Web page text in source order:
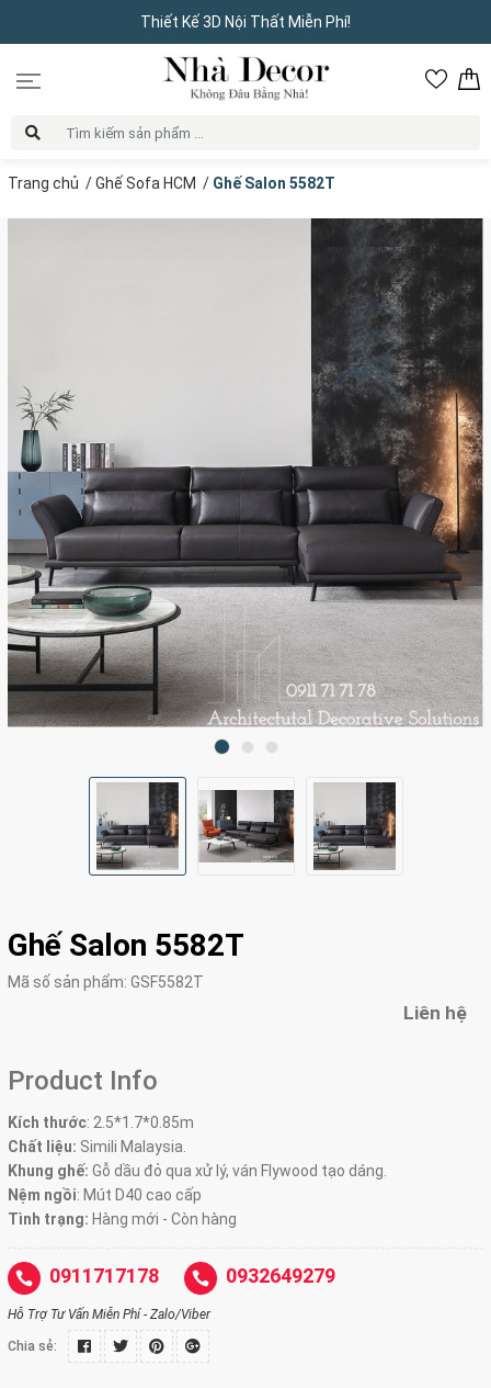
Thiết Kế 3D Nội Thất Miễn Phí!
Trang chủ /Ghế Sofa HCM / Ghế Salon 5582T
Ghế Salon 5582T
Mã số sản phẩm: GSF5582T
Liên hệ
Product Info
Kích thước: 2.5*1.7*0.85m
Chất liệu: Simili Malaysia.
Khung ghế: Gỗ dầu đỏ qua xử lý, ván Flywood tạo dáng.
Nệm ngồi: Mút D40 cao cấp
Tình trạng: Hàng mới - Còn hàng
0911717178 0932649279
Hỗ Trợ Tư Vấn Miễn Phí - Zalo/Viber
Chia sẻ: